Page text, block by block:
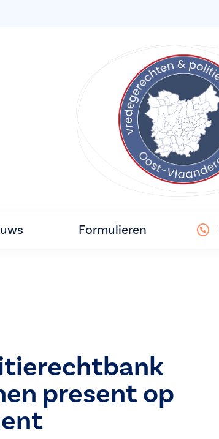
Formulieren
present op